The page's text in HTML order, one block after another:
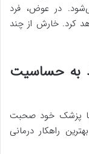
در عوض، فرد
کرد. خارش از چند
به حساسیت
با پزشک خود صحبت
راهکار درمانی